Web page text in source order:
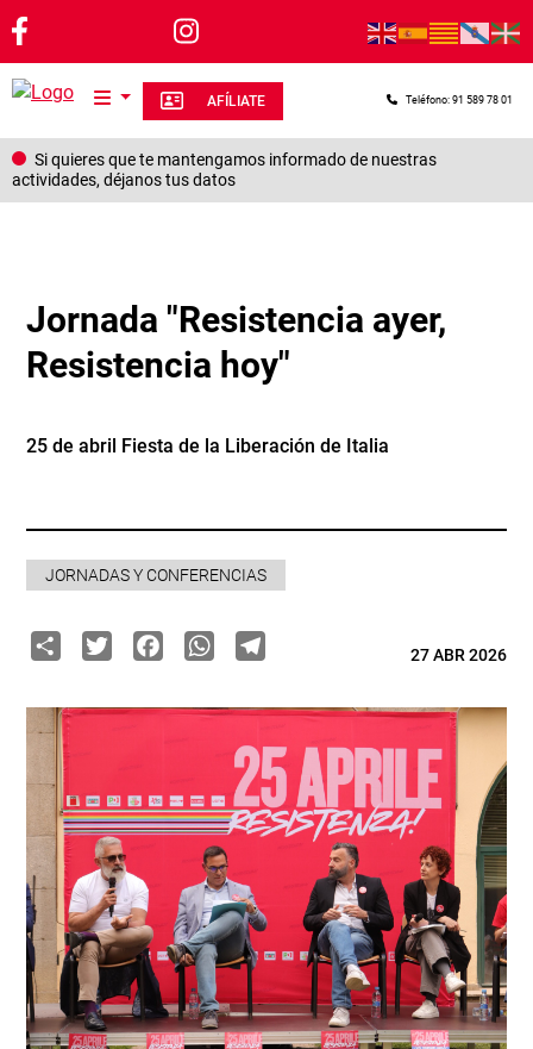
Pasar al contenido principal
AFÍLIATE Teléfono: 91 589 78 01
Si quieres que te mantengamos informado de nuestras
actividades, déjanos tus datos
Jornada "Resistencia ayer,
Resistencia hoy"
25 de abril Fiesta de la Liberación de Italia
JORNADAS Y CONFERENCIAS
ShareTwitterFacebook
WhatsApp
Telegram27 ABR 2026